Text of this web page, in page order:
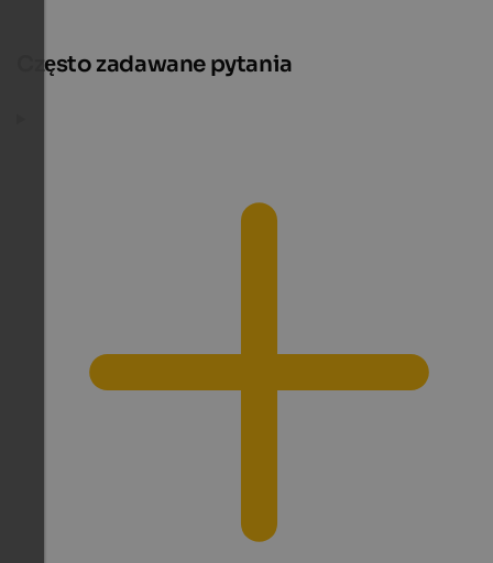
Często zadawane pytania